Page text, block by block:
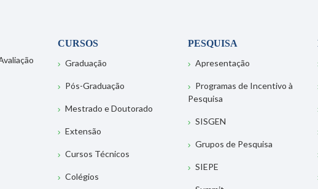
CURSOS
Graduação
Pós-Graduação
Mestrado e Doutorado
Extensão
Cursos Técnicos
Colégios
PESQUISA
Apresentação
Programas de Incentivo à
Pesquisa
SISGEN
Grupos de Pesquisa
SIEPE